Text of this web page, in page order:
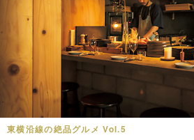
東横沿線の絶品グルメ Vol.5